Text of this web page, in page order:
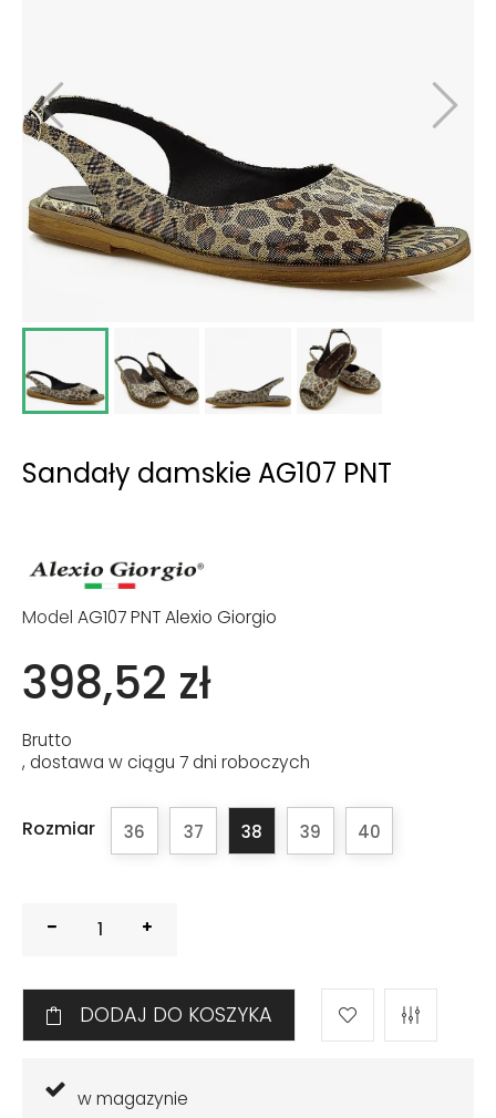
Sandały damskie AG107 PNT
Model AG107 PNT Alexio Giorgio
398,52 zł
Brutto
, dostawa w ciągu 7 dni roboczych
Rozmiar 36 37 38 39 40
DODAJ DO KOSZYKA
w magazynie